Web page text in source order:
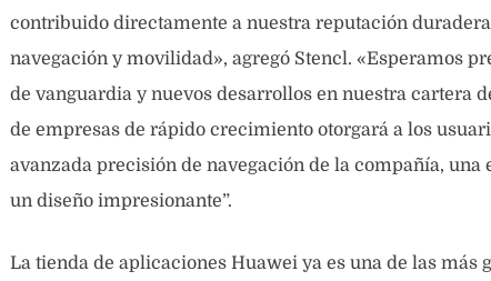
contribuido directamente a nuestra reputación
navegación y movilidad», agregó Stencl. «Esperamos
de vanguardia y nuevos desarrollos en nuestra cartera
de empresas de rápido crecimiento otorgará a los
avanzada precisión de navegación de la compañía,
un diseño impresionante”.
La tienda de aplicaciones Huawei ya es una de las más